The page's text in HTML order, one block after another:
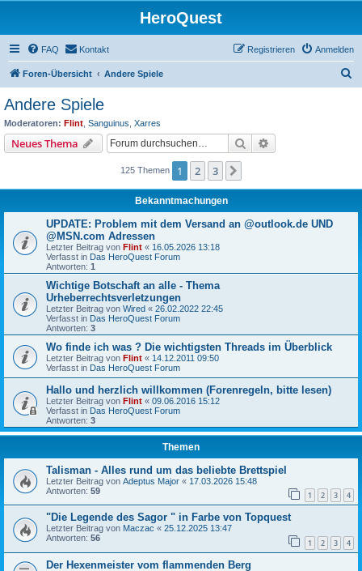
HeroQuest
FAQ Kontakt Anmelden
Registrieren
Foren-Übersicht Andere Spiele
Andere Spiele
Moderatoren: Flint Sanguinus Xarres
Neues Thema Suche
125 Themen 1 2 3
Bekanntmachungen
UPDATE: Problem mit dem Versand an @outlook.de UND
@MSN.com Adressen
Letzter Beitrag von Flint « 16.05.2026 13:18
Verfasst in Das HeroQuest Forum
Antworten: 1
Wichtige Botschaft an alle - Thema
Urheberrechtsverletzungen
Letzter Beitrag von Wired « 26.02.2022 22:45
Verfasst in Das HeroQuest Forum
Antworten: 3
Wo finde ich was ? Die wichtigsten Threads im Überblick
Letzter Beitrag von Flint « 14.12.2011 09:50
Verfasst in Das HeroQuest Forum
Hallo und herzlich willkommen (Forenregeln, bitte lesen)
Letzter Beitrag von Flint « 09.06.2016 15:12
Verfasst in Das HeroQuest Forum
Antworten: 3
Themen
Talisman - Alles rund um das beliebte Brettspiel
Letzter Beitrag von Adeptus Major « 17.03.2026 15:48
Antworten: 59 1 2 3 4
"Die Legende des Sagor " in Farbe von Topquest
Letzter Beitrag von Maczac « 25.12.2025 13:47
Antworten: 56 1 2 3 4
Der Hexenmeister vom flammenden Berg